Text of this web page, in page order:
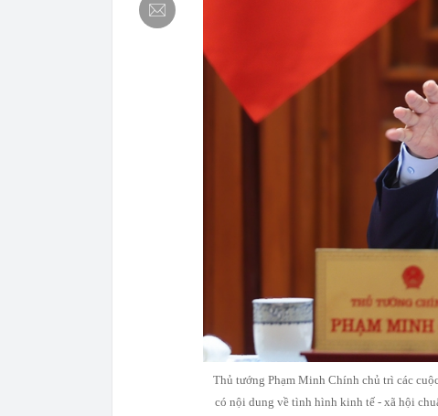
Cất tiền trong két
đáng sợ bên trong
Hơn 90% người
12:04
Mr Pips nhờ bạn
Từ 20h00 hôm
gián đoạn, ngươi
Cổ phiếu Hóa
BIDV chốt ngày
Thủ tướng Phạm Minh Chính chủ trì các
có nội dung về tình hình kinh tế - xã hội